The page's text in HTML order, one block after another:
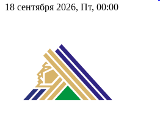
18 сентября 2026, Пт, 00:00